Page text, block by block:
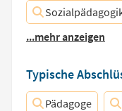
...mehr anzeigen
Typische
Pädagoge